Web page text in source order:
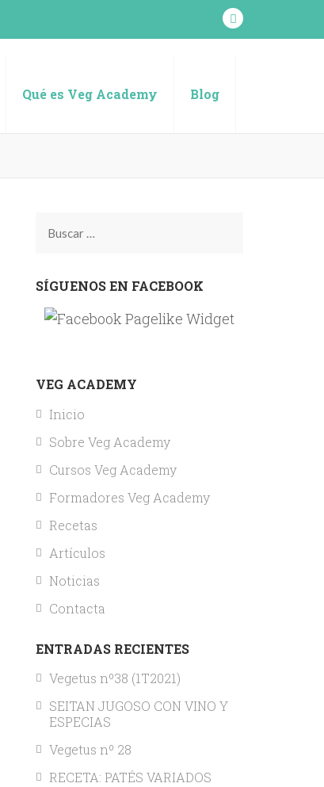
Qué es Veg Academy Blog
Buscar:
SÍGUENOS EN FACEBOOK
VEG ACADEMY
Inicio
Sobre Veg Academy
Cursos Veg Academy
Formadores Veg Academy
Recetas
Artículos
Noticias
Contacta
ENTRADAS RECIENTES
Vegetus nº38 (1T2021)
SEITAN JUGOSO CON VINO Y
ESPECIAS
Vegetus nº 28
RECETA: PATÉS VARIADOS